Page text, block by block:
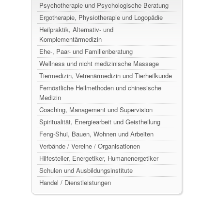
Psychotherapie und Psychologische Beratung
Ergotherapie, Physiotherapie und Logopädie
Heilpraktik, Alternativ- und
Komplementärmedizin
Ehe-, Paar- und Familienberatung
Wellness und nicht medizinische Massage
Tiermedizin, Vetrenärmedizin und Tierheilkunde
Fernöstliche Heilmethoden und chinesische
Medizin
Coaching, Management und Supervision
Spiritualität, Energiearbeit und Geistheilung
Feng-Shui, Bauen, Wohnen und Arbeiten
Verbände / Vereine / Organisationen
Hilfesteller, Energetiker, Humanenergetiker
Schulen und Ausbildungsinstitute
Handel / Dienstleistungen